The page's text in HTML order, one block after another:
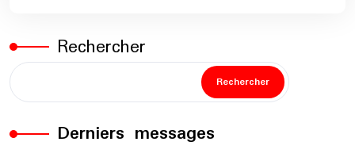
Rechercher
Rechercher
Derniers messages